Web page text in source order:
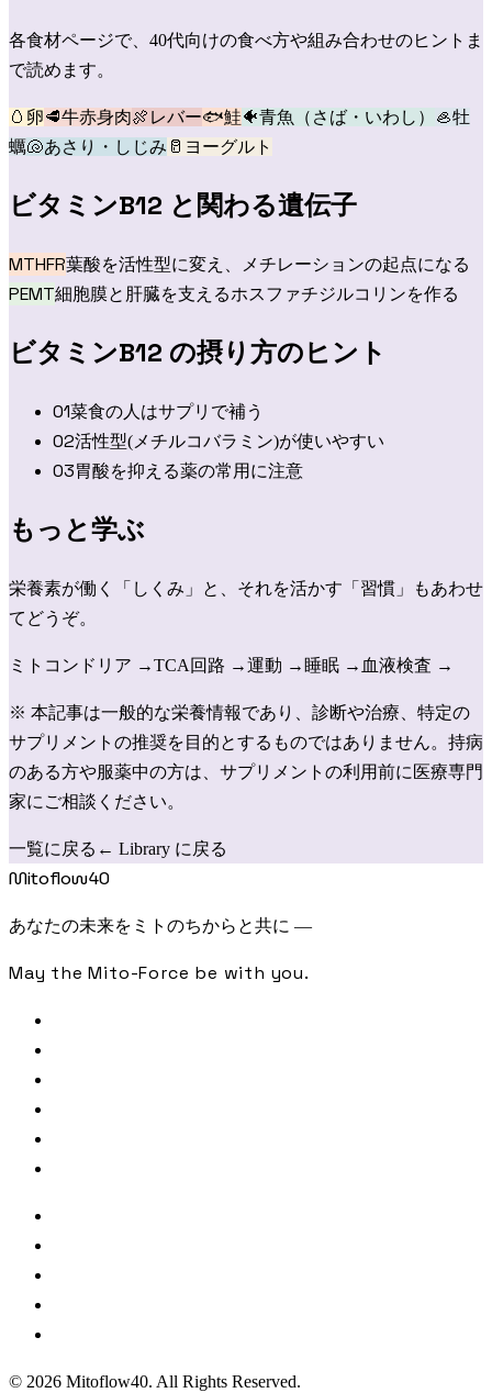
各食材ページで、40代向けの食べ方や組み合わせのヒントま
で読めます。
🥚 卵🥩牛赤身肉🍖 レバー🐟鮭🐠青魚（さば・いわし） 🦪牡
蠣🐚あさり・しじみ 🥛 ヨーグルト
ビタミンB12 と関わる遺伝子
MTHFR葉酸を活性型に変え、メチレーションの起点になる
PEMT細胞膜と肝臓を支えるホスファチジルコリンを作る
ビタミンB12 の摂り方のヒント
01菜食の人はサプリで補う
02活性型(メチルコバラミン)が使いやすい
03胃酸を抑える薬の常用に注意
もっと学ぶ
栄養素が働く「しくみ」と、それを活かす「習慣」もあわせ
てどうぞ。
ミトコンドリア →TCA回路 →運動 → 睡眠 → 血液検査 →
※ 本記事は一般的な栄養情報であり、診断や治療、特定の
サプリメントの推奨を目的とするものではありません。持病
のある方や服薬中の方は、サプリメントの利用前に医療専門
家にご相談ください。
一覧に戻る ← Library に戻る
Mitoflow40
あなたの未来をミトのちからと共に —
May the Mito-Force be with you.
© 2026 Mitoflow40. All Rights Reserved.